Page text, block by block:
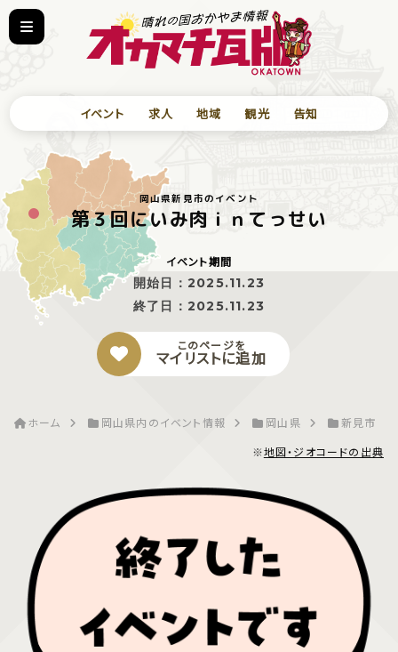
イベント 求人 地域 観光 告知
岡山県新見市のイベント
第３回にいみ肉ｉｎてっせい
イベント期間
開始日： 2025.11.23
終了日： 2025.11.23
このページを
マイリストに追加
ホーム 岡山県内のイベント情報 岡山県
新見市
※地図・ジオコードの出典